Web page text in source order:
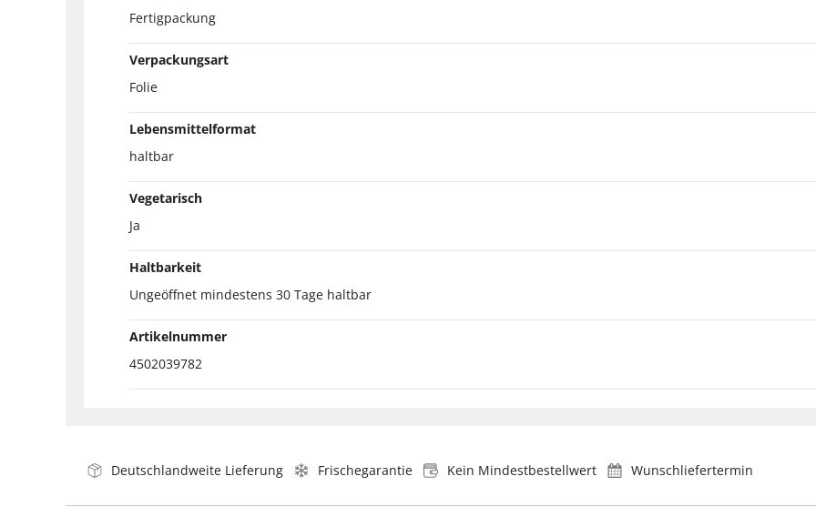
Fertigpackung
Verpackungsart
Folie
Lebensmittelformat
haltbar
Vegetarisch
Ja
Haltbarkeit
Ungeöffnet mindestens 30 Tage haltbar
Artikelnummer
4502039782
Deutschlandweite Lieferung Frischegarantie Kein Mindestbestellwert Wunschliefertermin